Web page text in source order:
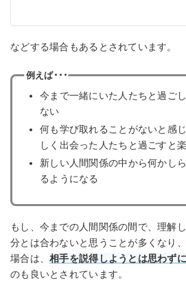
などする場合もあるとされています。
例えば･･･
今まで一緒にいた人たちと過ご
ない
何も学び取れることがないと感
しく出会った人たちと過ごすと
新しい人間関係の中から何かし
るようになる
もし、今までの人間関係の間で、理解
分とは合わないと思うことが多くなり
場合は、相手を説得しようとは思わず
のも良いとされています。